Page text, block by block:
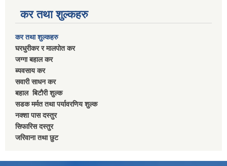
कर तथा शुल्कहरु
कर तथा शुल्कहरु
घरधुरीकर र मालपाेत कर
जग्गा बहाल कर
ब्यवसाय कर
सवारी साधन कर
बहाल बिटाैरी शुल्क
सडक मर्मत तथा पर्यावरणिय शुल्क
नक्शा पास दस्तुर
सिफारिस दस्तुर
जरिवाना तथा छुट